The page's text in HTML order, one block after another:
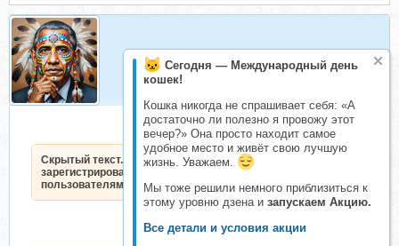
Сегодня — Международный день
кошек!
Кошка никогда не спрашивает себя: «А
достаточно ли полезно я провожу этот
вечер?» Она просто находит самое
удобное место и живёт свою лучшую
жизнь. Уважаем.
Мы тоже решили немного приблизиться к
этому уровню дзена и запускаем Акцию.
Все детали и условия акции
БаракОбама
Организатор складчин
Скрытый текст. Доступен только
зарегистрированным
пользователям.